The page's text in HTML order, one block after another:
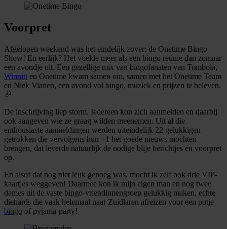
Voorpret
Afgelopen weekend was het eindelijk zover: de Onetime Bingo
Show! En eerlijk? Het voelde meer als een bingo reünie dan zomaar
een avondje uit. Een gezellige mix van bingofanaten van Tombola,
Winnitt en Onetime kwam samen om, samen met het Onetime Team
en Niek Vianen, een avond vol bingo, muziek en prijzen te beleven.
🎉
De inschrijving liep storm. Iedereen kon zich aanmelden en daarbij
ook aangeven wie ze graag wilden meenemen. Uit al die
enthousiaste aanmeldingen werden uiteindelijk 22 gelukkigen
getrokken die vervolgens hun +1 het goede nieuws mochten
brengen, dat leverde natuurlijk de nodige blije berichtjes en voorpret
op.
En alsof dat nog niet leuk genoeg was, mocht ik zelf ook drie VIP-
kaartjes weggeven! Daarmee kon ik mijn eigen man en nog twee
dames uit de vaste bingo-vriendinnengroep gelukkig maken, echte
diehards die vaak helemaal naar Zuidlaren afreizen voor een potje
bingo of pyjama-party!